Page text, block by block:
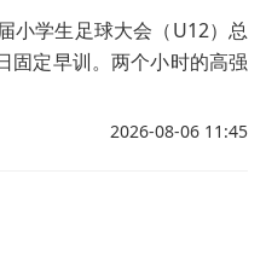
小学生足球大会（U12）总
固定早训。两个小时的高强
2026-08-06 11:45